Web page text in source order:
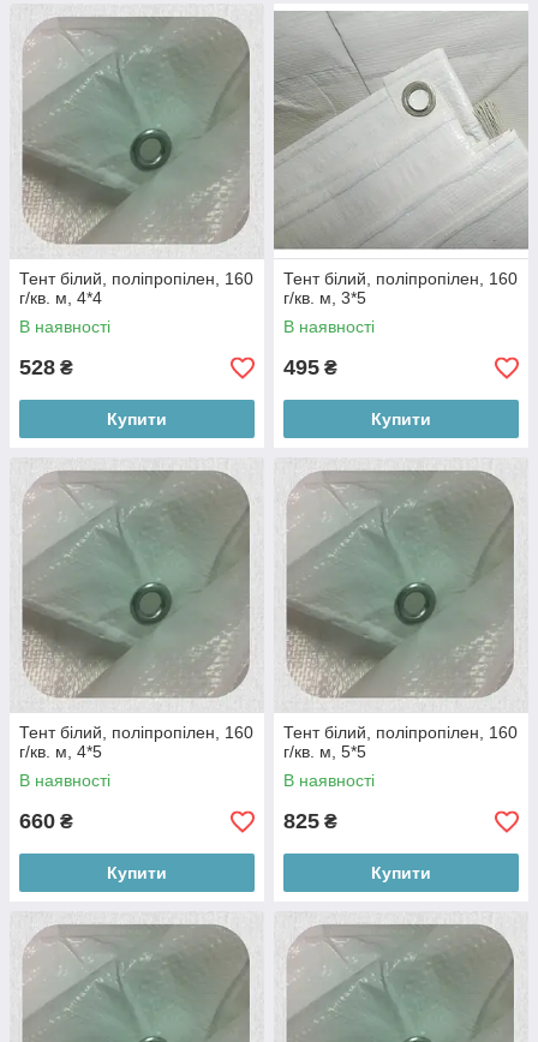
Тент білий, поліпропілен, 160
г/кв. м, 4*4
В наявності
528 ₴
Купити
Тент білий, поліпропілен, 160
г/кв. м, 3*5
В наявності
495 ₴
Купити
Тент білий, поліпропілен, 160
г/кв. м, 4*5
В наявності
660 ₴
Купити
Тент білий, поліпропілен, 160
г/кв. м, 5*5
В наявності
825 ₴
Купити